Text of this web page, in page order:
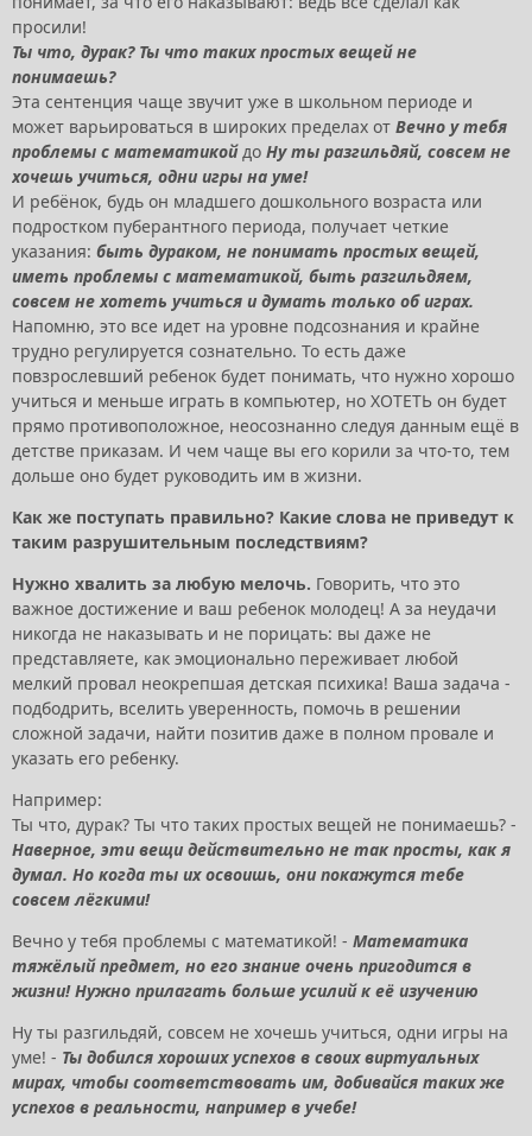
просили!
Ты что, дурак? Ты что таких простых вещей не
понимаешь?
Эта сентенция чаще звучит уже в школьном периоде и
может варьироваться в широких пределах от Вечно у тебя
проблемы с математикойдо Ну ты разгильдяй, совсем не
хочешь учиться, одни игры на уме!
И ребёнок, будь он младшего дошкольного возраста или
подростком пуберантного периода, получает четкие
указания: быть дураком, не понимать простых вещей,
иметь проблемы с математикой, быть разгильдяем,
совсем не хотеть учиться и думать только об играх.
Напомню, это все идет на уровне подсознания и крайне
трудно регулируется сознательно. То есть даже
повзрослевший ребенок будет понимать, что нужно хорошо
учиться и меньше играть в компьютер, но ХОТЕТЬ он будет
прямо противоположное, неосознанно следуя данным ещё в
детстве приказам. И чем чаще вы его корили за что-то, тем
дольше оно будет руководить им в жизни.
Как же поступать правильно? Какие слова не приведут к
таким разрушительным последствиям?
Нужно хвалить за любую мелочь. Говорить, что это
важное достижение и ваш ребенок молодец! А за неудачи
никогда не наказывать и не порицать: вы даже не
представляете, как эмоционально переживает любой
мелкий провал неокрепшая детская психика! Ваша задача -
подбодрить, вселить уверенность, помочь в решении
сложной задачи, найти позитив даже в полном провале и
указать его ребенку.
Например:
Ты что, дурак? Ты что таких простых вещей не понимаешь? -
Наверное, эти вещи действительно не так просты, как я
думал. Но когда ты их освоишь, они покажутся тебе
совсем лёгкими!
Вечно у тебя проблемы с математикой! - Математика
тяжёлый предмет, но его знание очень пригодится в
жизни! Нужно прилагать больше усилий к её изучению
Ну ты разгильдяй, совсем не хочешь учиться, одни игры на
уме! - Ты добился хороших успехов в своих виртуальных
мирах, чтобы соответствовать им, добивайся таких же
успехов в реальности, например в учебе!